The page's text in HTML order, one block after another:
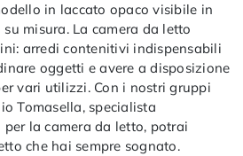
in laccato opaco visibile in
misura. La camera da letto
arredi contenitivi indispensabili
oggetti e avere a disposizione
vari utilizzi. Con i nostri gruppi
Tomasella, specialista
per la camera da letto, potrai
che hai sempre sognato.